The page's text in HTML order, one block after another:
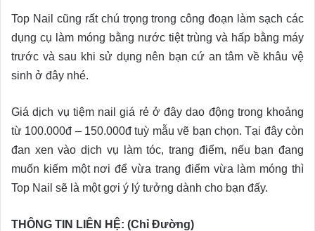
Top Nail cũng rất chú trọng trong công đoạn làm sạch các
dụng cụ làm móng bằng nước tiệt trùng và hấp bằng máy
trước và sau khi sử dụng nên bạn cứ an tâm về khâu vệ
sinh ở đây nhé.
Giá dịch vụ tiệm nail giá rẻ ở đây dao động trong khoảng
từ 100.000đ – 150.000đ tuỳ mẫu vẽ bạn chọn. Tại đây còn
đan xen vào dịch vụ làm tóc, trang điểm, nếu bạn đang
muốn kiếm một nơi để vừa trang điểm vừa làm móng thì
Top Nail sẽ là một gợi ý lý tưởng dành cho bạn đấy.
THÔNG TIN LIÊN HỆ: (Chỉ Đường)